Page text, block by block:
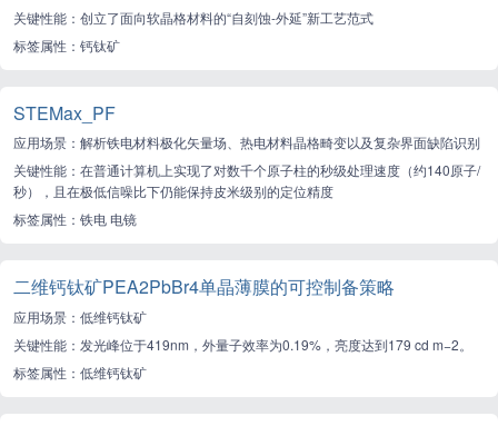
关键性能：创立了面向软晶格材料的“自刻蚀-外延”新工艺范式
标签属性：钙钛矿
STEMax_PF
应用场景：解析铁电材料极化矢量场、热电材料晶格畸变以及复杂界面缺陷识别
关键性能：在普通计算机上实现了对数千个原子柱的秒级处理速度（约140原子/
秒），且在极低信噪比下仍能保持皮米级别的定位精度
标签属性：铁电 电镜
二维钙钛矿PEA2PbBr4单晶薄膜的可控制备策略
应用场景：低维钙钛矿
关键性能：发光峰位于419nm，外量子效率为0.19%，亮度达到179 cd m−2。
标签属性：低维钙钛矿